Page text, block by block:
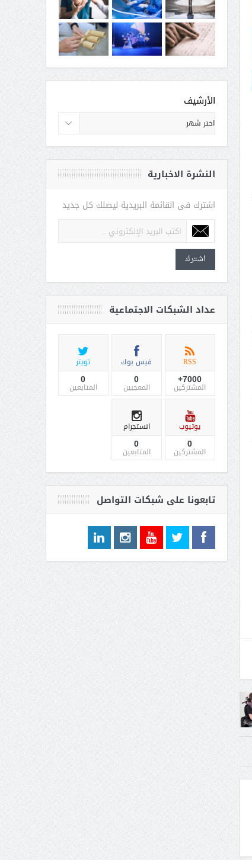
الأرشيف
النشرة الاخبارية
اشترك فى القائمة البريدية ليصلك كل جديد
اشترك
عداد الشبكات الاجتماعية
RSS
7000+
المشتركين
فيس بوك
0
المعجبين
تويتر
0
المتابعين
يوتيوب
0
المشتركين
انستجرام
0
المتابعين
تابعونا على شبكات التواصل